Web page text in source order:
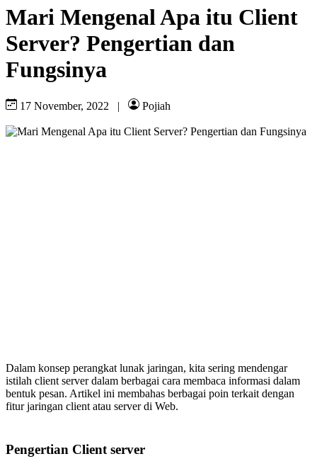
Mari Mengenal Apa itu Client
Server? Pengertian dan
Fungsinya
17 November, 2022 | Pojiah
Dalam konsep perangkat lunak jaringan, kita sering mendengar
istilah client server dalam berbagai cara membaca informasi dalam
bentuk pesan. Artikel ini membahas berbagai poin terkait dengan
fitur jaringan client atau server di Web.
Pengertian Client server